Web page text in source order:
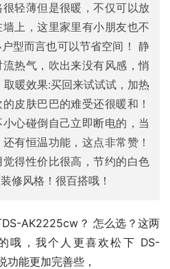
轻薄但是很暖，不仅可以放
上，这里家里有小朋友也不
型而言也可以节省空间！ 静
热气，吹出来没有风感，悄
暖效果:买回来试试试，加热
皮肤巴巴的难受还很暖和！
心碰倒自己立即断电的，当
有恒温功能，这点非常赞！
得性价比很高，节约的白色
修风格！很百搭哦！
AK2225cw？ 怎么选？这两
哦，我个人更喜欢松下 DS-
功能更加完善些，